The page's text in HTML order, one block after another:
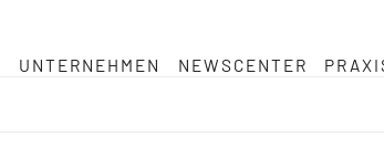
UNTERNEHMEN NEWSCENTER